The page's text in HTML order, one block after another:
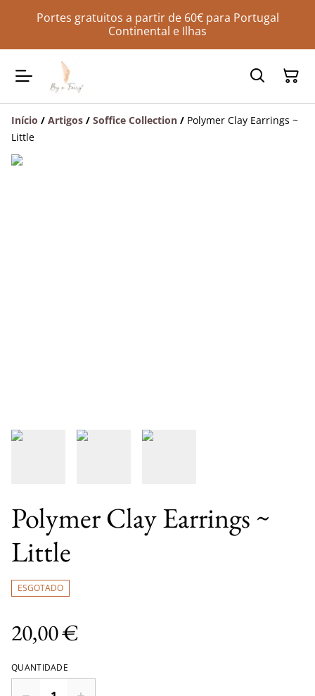
Portes gratuitos a partir de 60€ para Portugal
Continental e Ilhas
Início / Artigos / Soffice Collection / Polymer Clay Earrings ~
Little
Polymer Clay Earrings ~
Little
ESGOTADO
20,00 €
QUANTIDADE